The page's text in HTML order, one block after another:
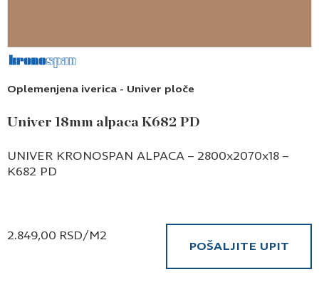
Oplemenjena iverica - Univer ploče
Univer 18mm alpaca K682 PD
UNIVER KRONOSPAN ALPACA – 2800x2070x18 –
K682 PD
2.849,00 RSD/M2
POŠALJITE UPIT